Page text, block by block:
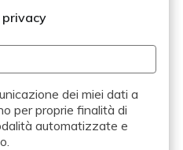
dei miei dati a
per proprie finalità di
automatizzate e